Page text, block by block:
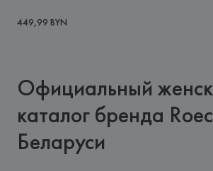
449,99 BYN
Официальный
каталог бренда
Беларуси